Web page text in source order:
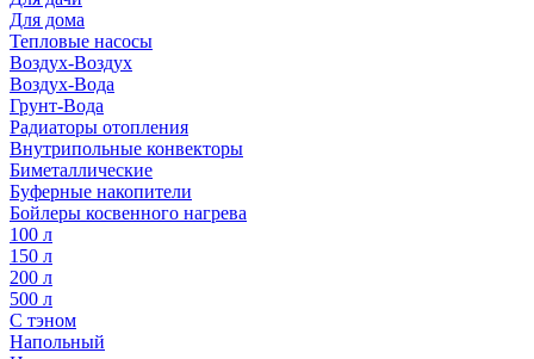
Для дома
Тепловые насосы
Воздух-Воздух
Воздух-Вода
Грунт-Вода
Радиаторы отопления
Внутрипольные конвекторы
Биметаллические
Буферные накопители
Бойлеры косвенного нагрева
100 л
150 л
200 л
500 л
С тэном
Напольный